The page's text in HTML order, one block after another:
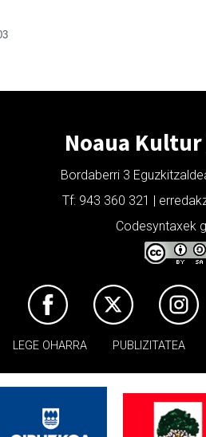
Noaua
Bordaberri 3
Tf: 943 360 321 |
Codesyntaxek
LEGE OHARRA PUBLIZITATEA